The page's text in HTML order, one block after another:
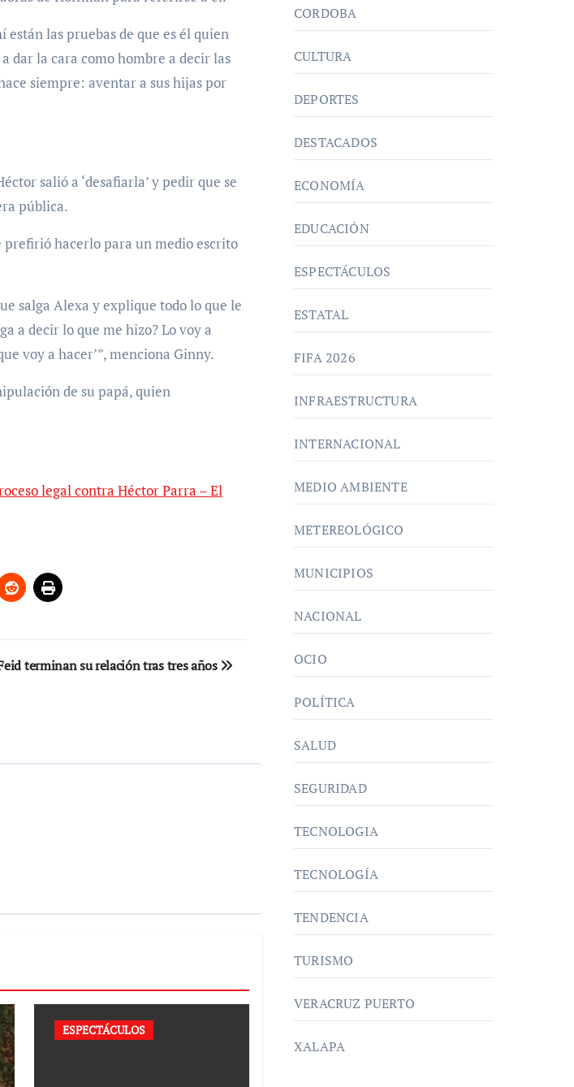
están las pruebas de que es él quien
dar la cara como hombre a decir las
siempre: aventar a sus hijas por
salió a ‘desafiarla’ y pedir que se
pública.
hacerlo para un medio escrito
salga Alexa y explique todo lo que le
a decir lo que me hizo? Lo voy a
voy a hacer’”, menciona Ginny.
de su papá, quien
legal contra Héctor Parra – El
terminan su relación tras tres años
ESPECTÁCULOS
CORDOBA
CULTURA
DEPORTES
DESTACADOS
ECONOMÍA
EDUCACIÓN
ESPECTÁCULOS
ESTATAL
FIFA 2026
INFRAESTRUCTURA
INTERNACIONAL
MEDIO AMBIENTE
METEREOLÓGICO
MUNICIPIOS
NACIONAL
OCIO
POLÍTICA
SALUD
SEGURIDAD
TECNOLOGIA
TECNOLOGÍA
TENDENCIA
TURISMO
VERACRUZ PUERTO
XALAPA